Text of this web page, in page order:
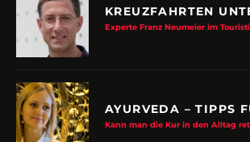
KREUZFAHRTEN
Experte Franz Neumeier im
AYURVEDA – TIPPS
Kann man die Kur in den Alltag